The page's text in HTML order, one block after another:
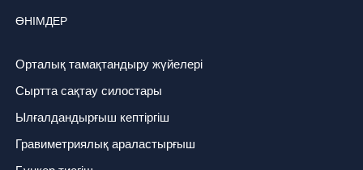
ӨНІМДЕР
Орталық тамақтандыру жүйелері
Сыртта сақтау силостары
Ылғалдандырғыш кептіргіш
Гравиметриялық араластырғыш